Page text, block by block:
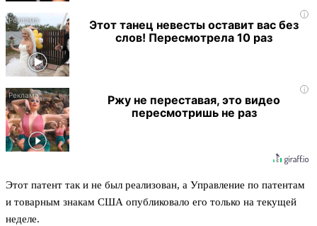
i
Этот танец невесты оставит вас без
слов! Пересмотрела 10 раз
i
Ржу не переставая, это видео
пересмотришь не раз
Этот патент так и не был реализован, а Управление по патентам
и товарным знакам США опубликовало его только на текущей
неделе.